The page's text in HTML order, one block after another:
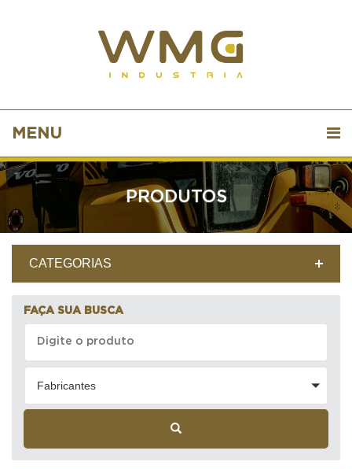
MENU
PRODUTOS
CATEGORIAS
FAÇA SUA BUSCA
Fabricantes